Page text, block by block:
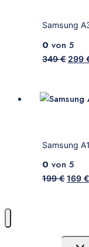
Samsung
0 von 5
349€ 299
Samsung
0 von 5
199€169 €